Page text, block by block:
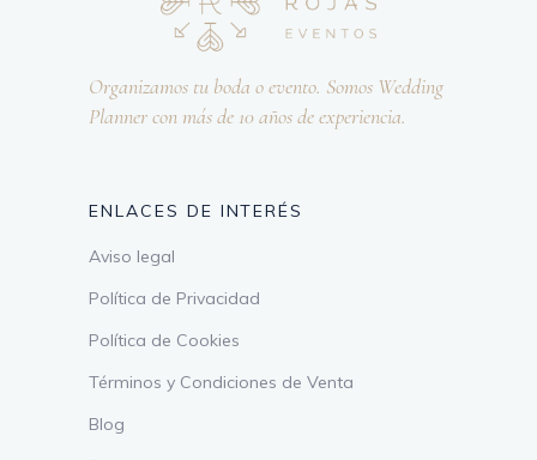
Organizamos tu boda o evento. Somos Wedding
Planner con más de 10 años de experiencia.
ENLACES DE INTERÉS
Aviso legal
Política de Privacidad
Política de Cookies
Términos y Condiciones de Venta
Blog